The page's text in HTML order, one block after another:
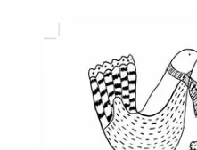
Los diseños de aves
Desarrolla la
Versátil: utilízalo